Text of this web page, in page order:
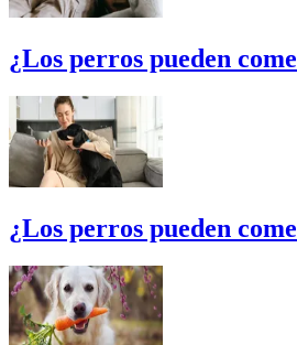
¿Los perros pueden
¿Los perros pueden